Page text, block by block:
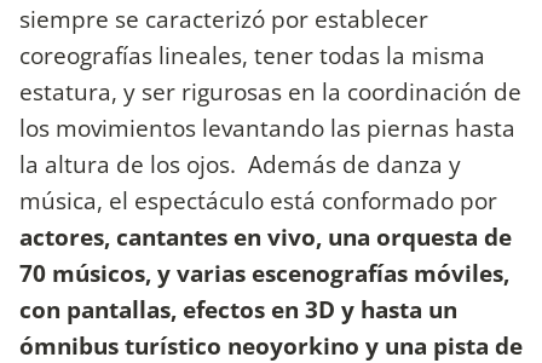
siempre se caracterizó por establecer
coreografías lineales, tener todas la misma
estatura, y ser rigurosas en la coordinación de
los movimientos levantando las piernas hasta
la altura de los ojos. Además de danza y
música, el espectáculo está conformado por
actores, cantantes en vivo, una orquesta de
70 músicos, y varias escenografías móviles,
con pantallas, efectos en 3D y hasta un
ómnibus turístico neoyorkino y una pista de